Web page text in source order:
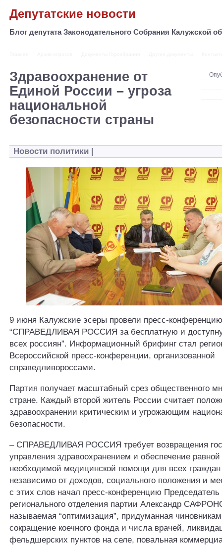
Депутатские новости
Блог депутата Законодательного Собрания Калужской
Здравоохранение от
Единой России – угроза
национальной
безопасности страны
Новости политики |
9 июня Калужские эсеры провели пресс-
“СПРАВЕДЛИВАЯ РОССИЯ за бесплатную и
всех россиян”. Информационный брифинг стал
Всероссийской пресс-конференции, организованной
справедливороссами.
Партия получает масштабный срез общественного
стране. Каждый второй житель России считает
здравоохранении критическим и угрожающим
безопасности.
– СПРАВЕДЛИВАЯ РОССИЯ требует возвращения
управления здравоохранением и обеспечение равной
необходимой медицинской помощи для всех
независимо от доходов, социального положения и
с этих слов начал пресс-конференцию Председатель
регионального отделения партии Александр
называемая “оптимизация”, придуманная
сокращение коечного фонда и числа врачей,
фельдшерских пунктов на селе, повальная